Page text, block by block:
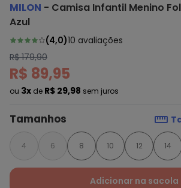
MILON - Camisa Infantil Menino
Azul
(4,0)10 avaliações
R$ 179,90
R$ 89,95
ou 3x de R$ 29,98 sem juros
Tamanhos
4 6 8 10 12 14
Adicionar na sacola